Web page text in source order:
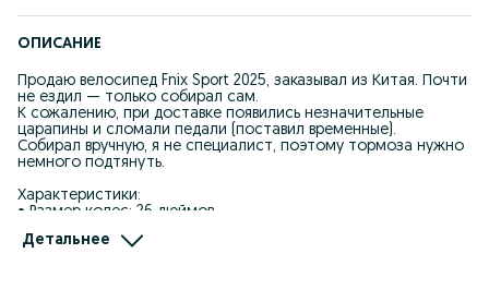
ОПИСАНИЕ
Продаю велосипед Fnix Sport 2025, заказывал из Китая. Почти
не ездил — только собирал сам.
К сожалению, при доставке появились незначительные
царапины и сломали педали (поставил временные).
Собирал вручную, я не специалист, поэтому тормоза нужно
немного подтянуть.
Характеристики:
• Размер колес: 26 дюймов
Рамная сумка
Детальнее